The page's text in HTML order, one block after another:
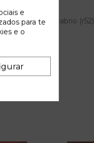
para mini cabrio
1503561
e
para te
e o